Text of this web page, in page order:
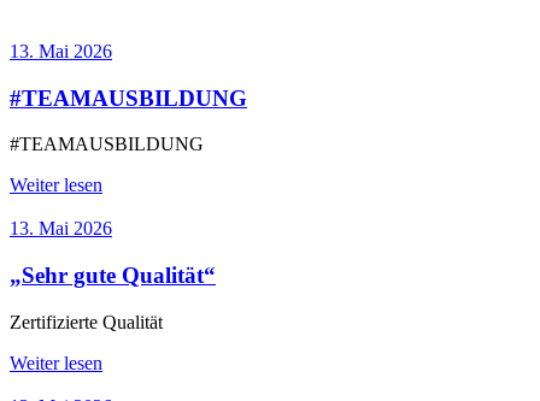
13. Mai 2026
#TEAMAUSBILDUNG
#TEAMAUSBILDUNG
Weiter lesen
13. Mai 2026
„Sehr gute Qualität“
Zertifizierte Qualität
Weiter lesen